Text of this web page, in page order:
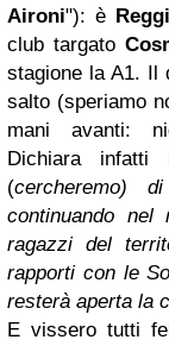
Aironi"): è
club targato
stagione la A1. Il
salto (speriamo
mani avanti:
Dichiara
(cercheremo)
continuando nel
ragazzi del
rapporti con le
resterà aperta la
E vissero tutti